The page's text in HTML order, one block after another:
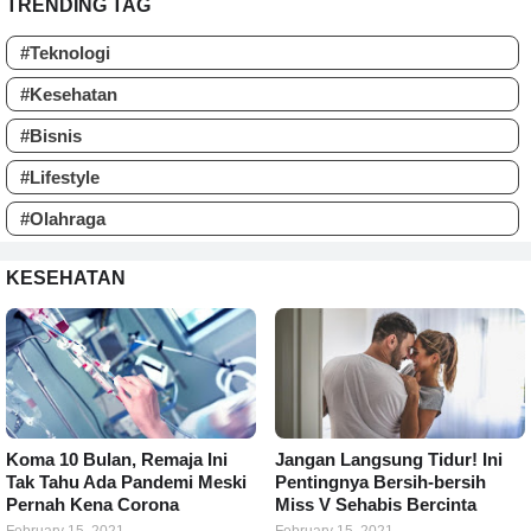
TRENDING TAG
#Teknologi
#Kesehatan
#Bisnis
#Lifestyle
#Olahraga
KESEHATAN
Koma 10 Bulan, Remaja Ini
Tak Tahu Ada Pandemi Meski
Pernah Kena Corona
Jangan Langsung Tidur! Ini
Pentingnya Bersih-bersih
Miss V Sehabis Bercinta